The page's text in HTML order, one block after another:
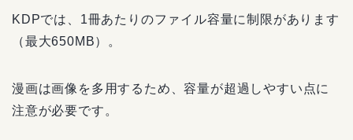
KDPでは、1冊あたりのファイル容量に制限があります
（最大650MB）。
漫画は画像を多用するため、容量が超過しやすい点に
注意が必要です。